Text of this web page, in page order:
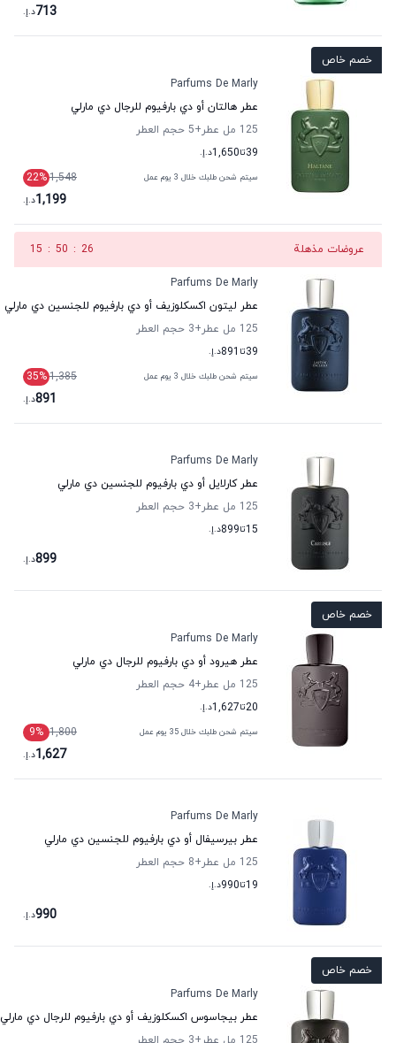
713د.إ.
خصم خاص
Parfums De Marly
عطر هالتان أو دي بارفيوم للرجال دي مارلي
125 مل عطر
+5
حجم العطر
39تا1,650د.إ.
سيتم شحن طلبك خلال 3 يوم عمل 1,548
22%
1,199د.إ.
عروضات مذهلة 26
:
50
:
15
Parfums De Marly
عطر ليتون اكسكلوزيف أو دي بارفيوم للجنسين دي مارلي
125 مل عطر
+3
حجم العطر
39تا 891د.إ.
سيتم شحن طلبك خلال 3 يوم عمل 1,385
35%
891د.إ.
Parfums De Marly
عطر كارلايل أو دي بارفيوم للجنسين دي مارلي
125 مل عطر
+3
حجم العطر
15تا899د.إ.
899د.إ.
خصم خاص
Parfums De Marly
عطر هيرود أو دي بارفيوم للرجال دي مارلي
125 مل عطر
+4
حجم العطر
20تا1,627د.إ.
سيتم شحن طلبك خلال 35 يوم عمل 1,800
9%
1,627د.إ.
Parfums De Marly
عطر بيرسيفال أو دي بارفيوم للجنسين دي مارلي
125 مل عطر
+8
حجم العطر
19تا990د.إ.
990د.إ.
خصم خاص
Parfums De Marly
عطر بيجاسوس اكسكلوزيف أو دي بارفيوم للرجال دي مارلي